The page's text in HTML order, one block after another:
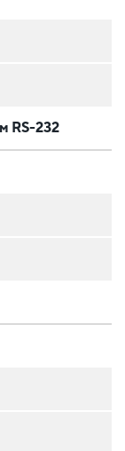
RS-232